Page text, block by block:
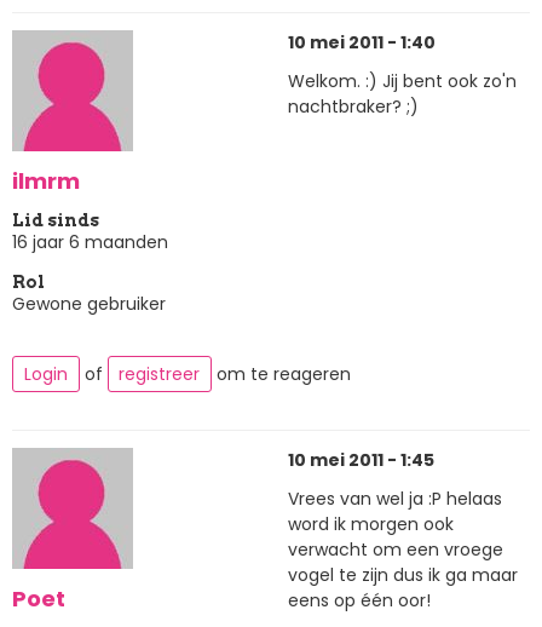
ilmrm
Lid sinds
16 jaar 6 maanden
Rol
Gewone gebruiker
10 mei 2011 - 1:40
Welkom. :) Jij bent ook zo'n
nachtbraker? ;)
Login of registreer om te reageren
Poet
10 mei 2011 - 1:45
Vrees van wel ja :P helaas
word ik morgen ook
verwacht om een vroege
vogel te zijn dus ik ga maar
eens op één oor!